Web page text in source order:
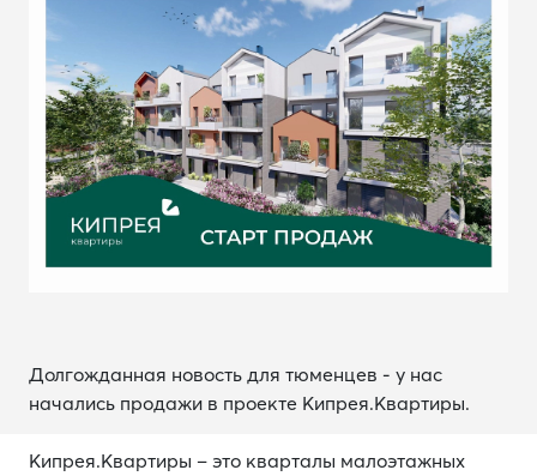
Долгожданная новость для тюменцев - у нас
начались продажи в проекте Кипрея.Квартиры.
Кипрея.Квартиры – это кварталы малоэтажных